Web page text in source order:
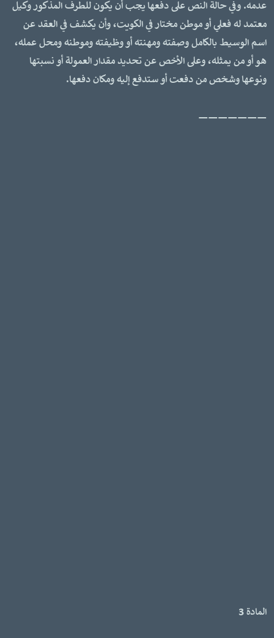
عدمه. وفي حالة النص على دفعها يجب أن يكون للطرف المذكور وكيل
معتمد له فعلي أو موطن مختار في الكويت، وأن يكشف في العقد عن
اسم الوسيط بالكامل وصفته ومهنته أو وظيفته وموطنه ومحل عمله،
هو أو من يمثله، وعلى الأخص عن تحديد مقدار العمولة أو نسبتها
ونوعها وشخص من دفعت أو ستدفع إليه ومكان دفعها.
———————
المادة 3